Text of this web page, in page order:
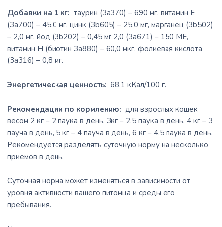
Добавки на 1 кг: таурин (3а370) – 690 мг, витамин E
(3a700) – 45,0 мг, цинк (3b605) – 25,0 мг, марганец (3b502)
– 2,0 мг, йод (3b202) – 0,45 мг 2,0 (3a671) – 150 МЕ,
витамин Н (биотин 3a880) – 60,0 мкг, фолиевая кислота
(3а316) – 0,8 мг.
Энергетическая ценность: 68,1 кКал/100 г.
Рекомендации по кормлению: для взрослых кошек
весом 2 кг – 2 паука в день, 3кг – 2,5 паука в день, 4 кг – 3
пауча в день, 5 кг – 4 пауча в день, 6 кг – 4,5 паука в день.
Рекомендуется разделять суточную норму на несколько
приемов в день.
Суточная норма может изменяться в зависимости от
уровня активности вашего питомца и среды его
пребывания.